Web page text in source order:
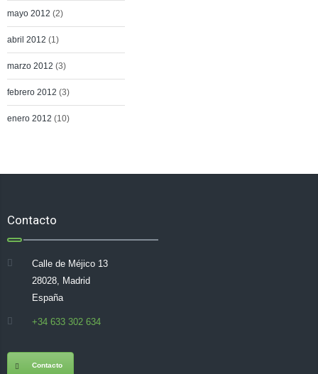
mayo 2012 (2)
abril 2012 (1)
marzo 2012 (3)
febrero 2012 (3)
enero 2012 (10)
Contacto
Calle de Méjico 13
28028, Madrid
España
+34 633 302 634
Contacto